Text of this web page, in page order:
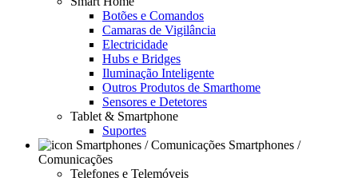
Botões e Comandos
Camaras de Vigilância
Electricidade
Hubs e Bridges
Iluminação Inteligente
Outros Produtos de Smarthome
Sensores e Detetores
Tablet & Smartphone
Suportes
Smartphones /
Comunicações
Telefones e Telemóveis